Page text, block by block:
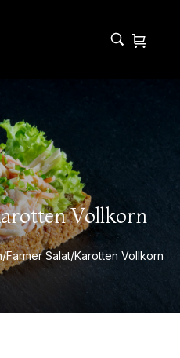
Vollkorn
/Farmer Salat/Karotten Vollkorn